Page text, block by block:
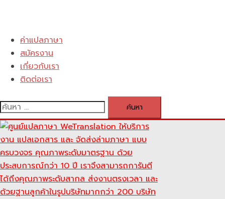
ค่าแปลภาษา
สมัครงาน
เกี่ยวกับเรา
ติดต่อเรา
ค้นหา
สำหรับ: